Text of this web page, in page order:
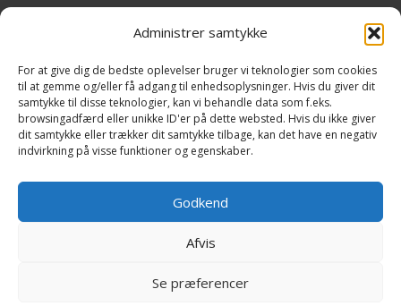
Administrer samtykke
For at give dig de bedste oplevelser bruger vi teknologier som cookies
til at gemme og/eller få adgang til enhedsoplysninger. Hvis du giver dit
samtykke til disse teknologier, kan vi behandle data som f.eks.
browsingadfærd eller unikke ID'er på dette websted. Hvis du ikke giver
dit samtykke eller trækker dit samtykke tilbage, kan det have en negativ
indvirkning på visse funktioner og egenskaber.
Godkend
Afvis
Se præferencer
Malaco Stjerner Lakrids - 92 gram
Pringles Hot & Spicy - 165 gram
743 Views40 kr.
Fini Krudttønder Tyggegummi
, Themei-craftby TemplatesNext.